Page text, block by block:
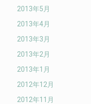
2013年5月
2013年4月
2013年3月
2013年2月
2013年1月
2012年12月
2012年11月